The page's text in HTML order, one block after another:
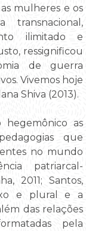
mulheres e os
transnacional,
ilimitado e
ressignificou
de guerra
Vivemos hoje
Shiva (2013).
hegemônico as
que
no mundo
patriarcal-
2011; Santos,
e plural e a
das relações
pela